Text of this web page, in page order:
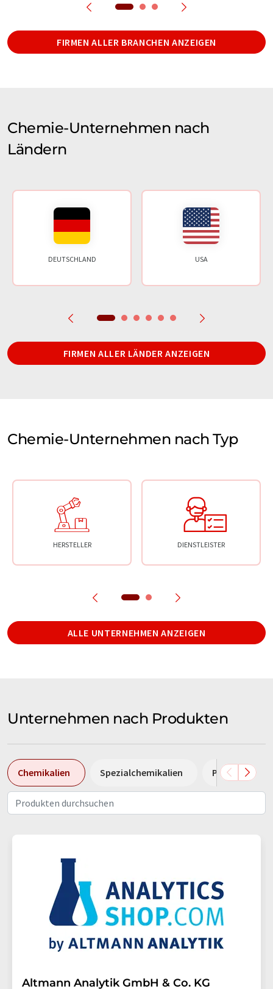
FIRMEN ALLER BRANCHEN ANZEIGEN
Chemie-Unternehmen nach
Ländern
DEUTSCHLAND USA
FIRMEN ALLER LÄNDER ANZEIGEN
Chemie-Unternehmen nach Typ
HERSTELLER DIENSTLEISTER
ALLE UNTERNEHMEN ANZEIGEN
Unternehmen nach Produkten
Chemikalien Spezialchemikalien Pumpen
Altmann Analytik GmbH & Co. KG